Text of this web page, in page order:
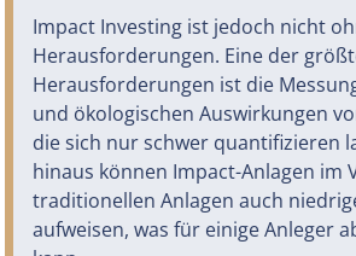
Impact Investing ist jedoch nicht
Herausforderungen. Eine der
Herausforderungen ist die
und ökologischen Auswirkungen
die sich nur schwer quantifizieren
hinaus können Impact-Anlagen im
traditionellen Anlagen auch
aufweisen, was für einige Anleger